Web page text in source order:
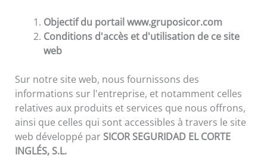
Objectif du portail www.gruposicor.com
Conditions d'accès et d'utilisation de ce site
web
Sur notre site web, nous fournissons des
informations sur l'entreprise, et notamment celles
relatives aux produits et services que nous offrons,
ainsi que celles qui sont accessibles à travers le site
web développé par SICOR SEGURIDAD EL CORTE
INGLÉS, S.L.